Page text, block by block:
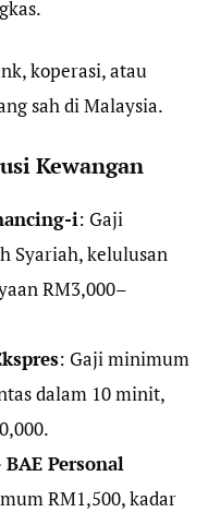
koperasi, atau
sah di Malaysia.
Kewangan
i: Gaji
Syariah, kelulusan
RM3,000–
: Gaji minimum
dalam 10 minit,
Personal
RM1,500, kadar